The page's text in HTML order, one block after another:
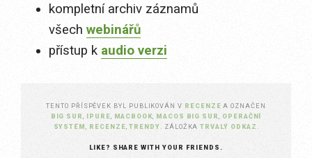
kompletní archiv záznamů
všech webinářů
přístup k audio verzi
TENTO PŘÍSPĚVEK BYL PUBLIKOVÁN V RECENZE A OZNAČEN
BIG SUR
IPURE MACBOOK MACOS BIG SUR
OPERAČNÍ
SYSTÉM
RECENZE ,TRENDY . ZÁLOŽKATRVALÝ ODKAZ
LIKE? SHARE WITH YOUR FRIENDS.